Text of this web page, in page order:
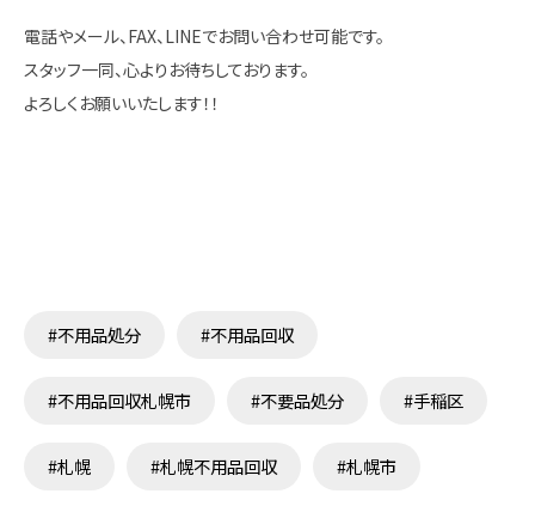
電話やメール、FAX、LINEでお問い合わせ可能です。
スタッフ一同、心よりお待ちしております。
よろしくお願いいたします！！
#不用品処分 #不用品回収
#不用品回収札幌市 #不要品処分 #手稲区
#札幌 #札幌不用品回収 #札幌市